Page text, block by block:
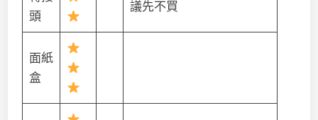
頭
議先不買
面紙
盒